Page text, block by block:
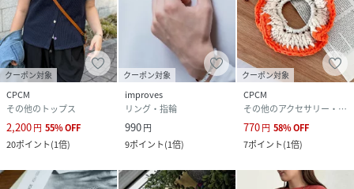
クーポン対象
CPCM
その他のトップス
2,200円 55%OFF
20ポイント(1倍)
クーポン対象
improves
リング・指輪
990円
9ポイント(1倍)
クーポン対象
CPCM
その他のアクセサリー・腕時計
770円 58%OFF
7ポイント(1倍)